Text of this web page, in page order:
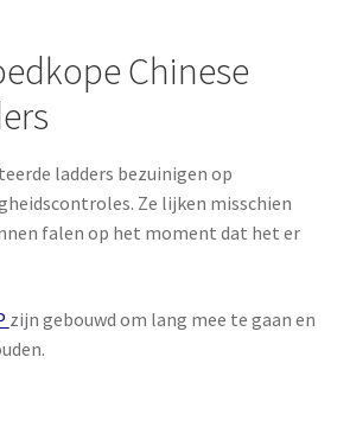
Chinese
ladders bezuinigen op
Ze lijken misschien
falen op het moment dat het er
zijn gebouwd om lang mee te gaan en